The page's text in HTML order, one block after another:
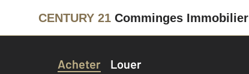
CENTURY 21 Comminges Immobilier
Acheter Louer